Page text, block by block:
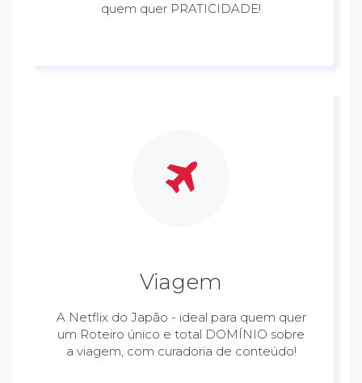
quem quer PRATICIDADE!
Viagem
A Netflix do Japão - ideal para quem quer
um Roteiro único e total DOMÍNIO sobre
a viagem, com curadoria de conteúdo!